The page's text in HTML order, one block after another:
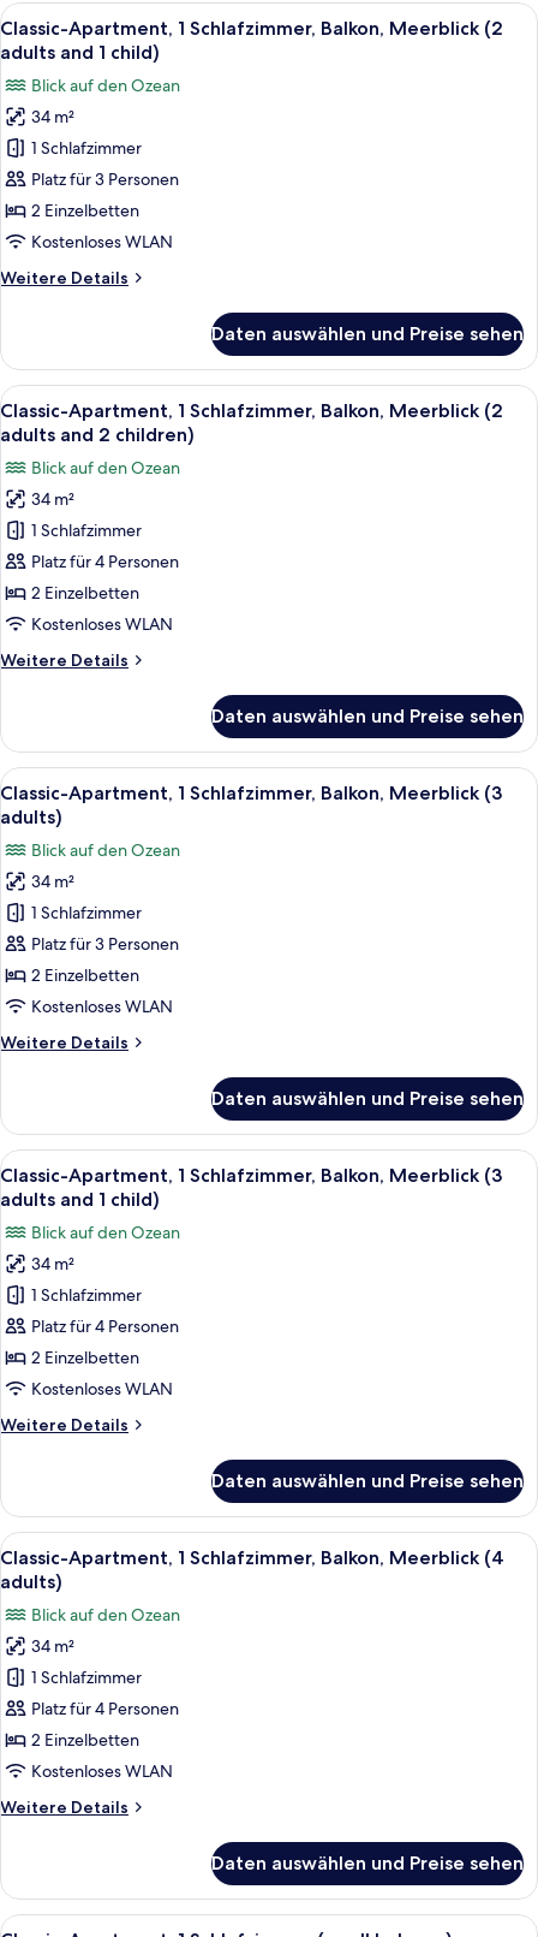
Schlafzimmer,
Balkon,
(2
adults)
Alle
Fotos
Classic-
Apartment,
Schlafzimmer,
Balkon,
Meerblick
adults
child)
anzeigen
Zimmersafe, kostenloses WLAN,
9
Classic-Apartment, 1 Schlafzimmer, Balkon, Meerblick (2
adults and 1 child)
Blick auf den Ozean
34 m²
1 Schlafzimmer
Platz für 3 Personen
2 Einzelbetten
Kostenloses WLAN
Weitere Details
Weitere
Apartment,
Schlafzimmer,
Balkon,
(2
adults
and
child)
Daten auswählen und Preise sehen
Alle
Fotos
Classic-
Apartment,
Schlafzimmer,
Balkon,
Meerblick
adults
children)
anzeigen
Zimmersafe, kostenloses WLAN,
9
Classic-Apartment, 1 Schlafzimmer, Balkon, Meerblick (2
adults and 2 children)
Blick auf den Ozean
34 m²
1 Schlafzimmer
Platz für 4 Personen
2 Einzelbetten
Kostenloses WLAN
Weitere Details
Weitere
Apartment,
Schlafzimmer,
Balkon,
Meerblick
(2
adults
and
2
children)
Daten auswählen und Preise sehen
Alle
Fotos
Classic-
Apartment,
Schlafzimmer,
Balkon,
Meerblick
adults)
Zimmersafe, kostenloses WLAN,
9
Classic-Apartment, 1 Schlafzimmer, Balkon, Meerblick (3
adults)
Blick auf den Ozean
34 m²
1 Schlafzimmer
Platz für 3 Personen
2 Einzelbetten
Kostenloses WLAN
Weitere Details
Weitere
Apartment,
Schlafzimmer,
Balkon,
(3
adults)
Daten auswählen und Preise sehen
Alle
Fotos
Classic-
Apartment,
Schlafzimmer,
Balkon,
Meerblick
adults
child)
anzeigen
Zimmersafe, kostenloses WLAN,
9
Classic-Apartment, 1 Schlafzimmer, Balkon, Meerblick (3
adults and 1 child)
Blick auf den Ozean
34 m²
1 Schlafzimmer
Platz für 4 Personen
2 Einzelbetten
Kostenloses WLAN
Weitere Details
Weitere
Apartment,
Schlafzimmer,
Balkon,
Meerblick
(3
adults
and
child)
Daten auswählen und Preise sehen
Alle
Fotos
Classic-
Apartment,
Schlafzimmer,
Balkon,
Meerblick
adults)
Zimmersafe, kostenloses WLAN,
9
Classic-Apartment, 1 Schlafzimmer, Balkon, Meerblick (4
adults)
Blick auf den Ozean
34 m²
1 Schlafzimmer
Platz für 4 Personen
2 Einzelbetten
Kostenloses WLAN
Weitere Details
Weitere
Apartment,
Daten auswählen und Preise sehen
Alle Zimmersafe, kostenloses WLAN,